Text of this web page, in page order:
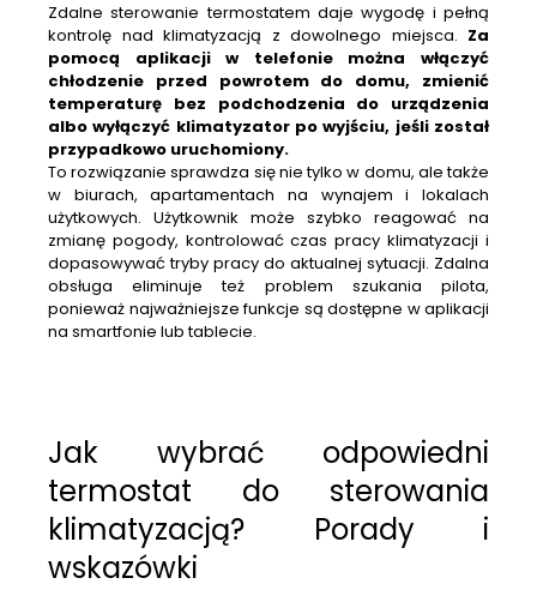
Zdalne sterowanie termostatem daje wygodę i pełną
kontrolę nad klimatyzacją z dowolnego miejsca. Za
pomocą aplikacji w telefonie można włączyć
chłodzenie przed powrotem do domu, zmienić
temperaturę bez podchodzenia do urządzenia
albo wyłączyć klimatyzator po wyjściu, jeśli został
przypadkowo uruchomiony.
To rozwiązanie sprawdza się nie tylko w domu, ale także
w biurach, apartamentach na wynajem i lokalach
użytkowych. Użytkownik może szybko reagować na
zmianę pogody, kontrolować czas pracy klimatyzacji i
dopasowywać tryby pracy do aktualnej sytuacji. Zdalna
obsługa eliminuje też problem szukania pilota,
ponieważ najważniejsze funkcje są dostępne w aplikacji
na smartfonie lub tablecie.
Jak wybrać odpowiedni
termostat do sterowania
klimatyzacją? Porady i
wskazówki